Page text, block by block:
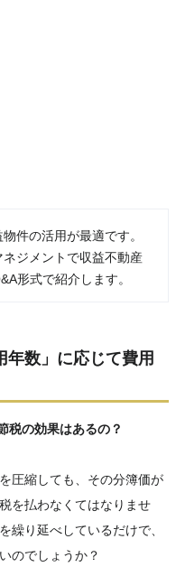
件の活用が最適です。
ジメントで収益不動産
形式で紹介します。
年数」に応じて費用
税の効果はあるの？
圧縮しても、その分簿価が
を払わなくてはなりませ
繰り延べしているだけで、
のでしょうか？